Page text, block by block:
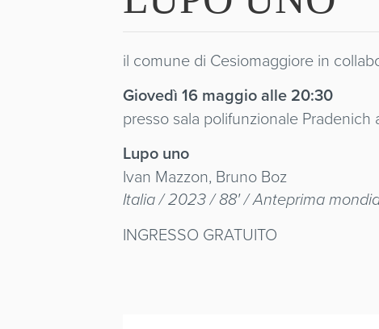
il comune di Cesiomaggiore in
Giovedì 16 maggio alle 20:30
presso sala polifunzionale Pradenich
Lupo uno
Ivan Mazzon, Bruno Boz
Italia / 2023 / 88' / Anteprima
INGRESSO GRATUITO